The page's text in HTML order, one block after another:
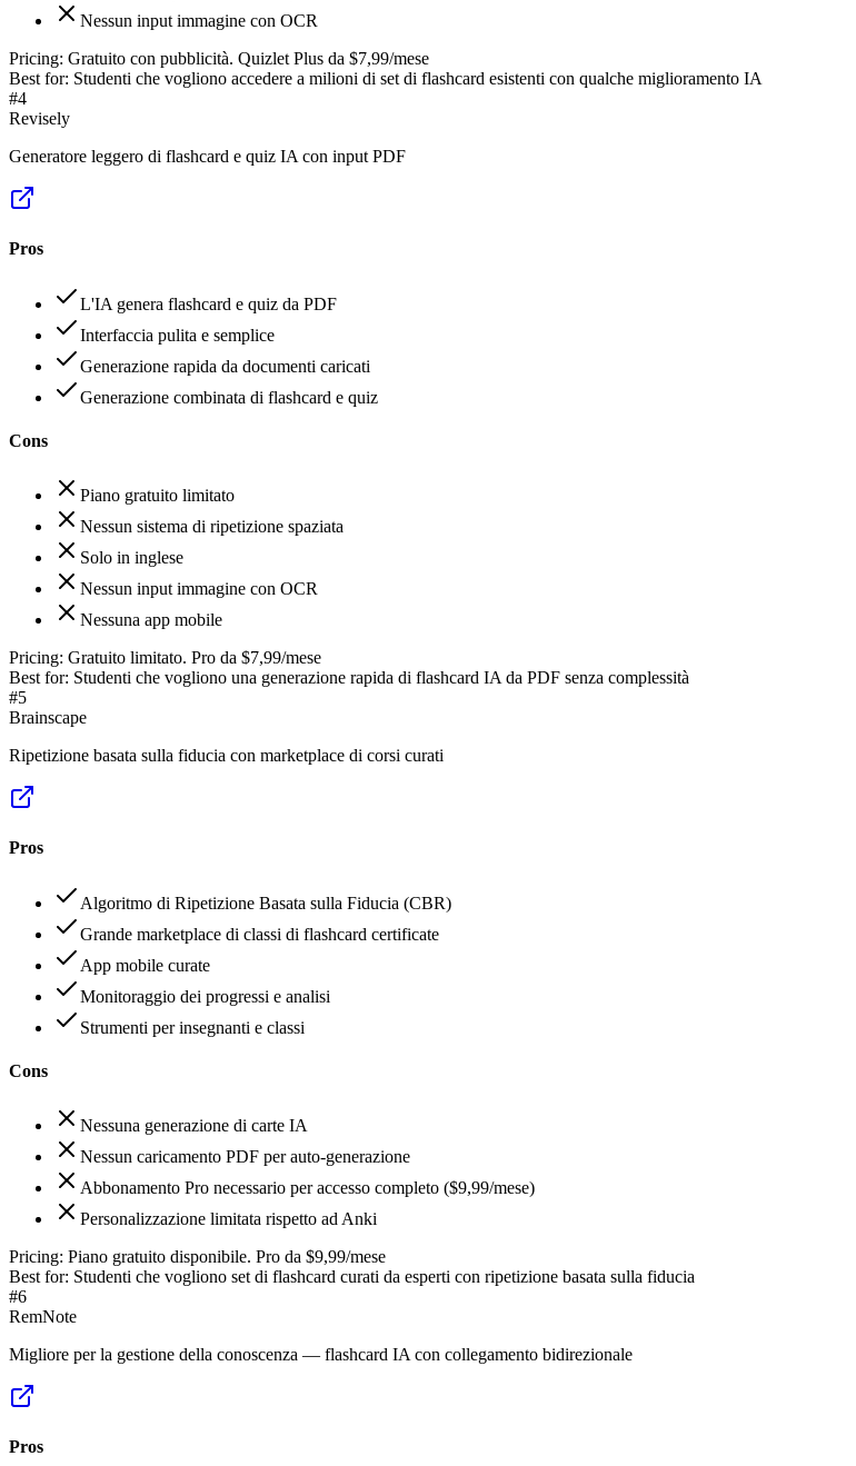
Nessun input immagine con OCR
Pricing: Gratuito con pubblicità. Quizlet Plus da $7,99/mese
Best for: Studenti che vogliono accedere a milioni di set di flashcard esistenti con qualche miglioramento IA
#4
Revisely
Generatore leggero di flashcard e quiz IA con input PDF
Pros
L'IA genera flashcard e quiz da PDF
Interfaccia pulita e semplice
Generazione rapida da documenti caricati
Generazione combinata di flashcard e quiz
Cons
Piano gratuito limitato
Nessun sistema di ripetizione spaziata
Solo in inglese
Nessun input immagine con OCR
Nessuna app mobile
Pricing: Gratuito limitato. Pro da $7,99/mese
Best for: Studenti che vogliono una generazione rapida di flashcard IA da PDF senza complessità
#5
Brainscape
Ripetizione basata sulla fiducia con marketplace di corsi curati
Pros
Algoritmo di Ripetizione Basata sulla Fiducia (CBR)
Grande marketplace di classi di flashcard certificate
App mobile curate
Monitoraggio dei progressi e analisi
Strumenti per insegnanti e classi
Cons
Nessuna generazione di carte IA
Nessun caricamento PDF per auto-generazione
Abbonamento Pro necessario per accesso completo ($9,99/mese)
Personalizzazione limitata rispetto ad Anki
Pricing: Piano gratuito disponibile. Pro da $9,99/mese
Best for: Studenti che vogliono set di flashcard curati da esperti con ripetizione basata sulla fiducia
#6
RemNote
Migliore per la gestione della conoscenza — flashcard IA con collegamento bidirezionale
Pros